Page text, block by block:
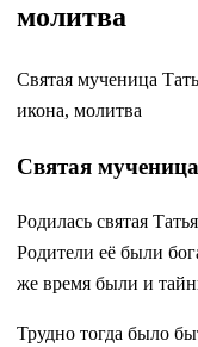
молитва
Святая мученица
икона, молитва
Святая
Родилась святая
Родители её были
же время были и
Трудно тогда было